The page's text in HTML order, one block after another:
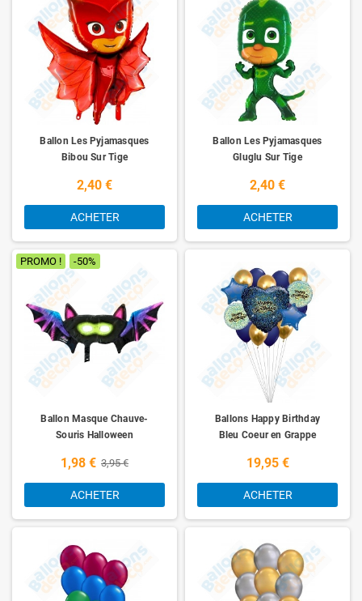
Ballon Les Pyjamasques
Bibou Sur Tige
2,40 €
ACHETER
Ballon Les Pyjamasques
Gluglu Sur Tige
2,40 €
ACHETER
PROMO ! -50%
Ballon Masque Chauve-
Souris Halloween
1,98 € 3,95 €
ACHETER
Ballons Happy Birthday
Bleu Coeur en Grappe
19,95 €
ACHETER